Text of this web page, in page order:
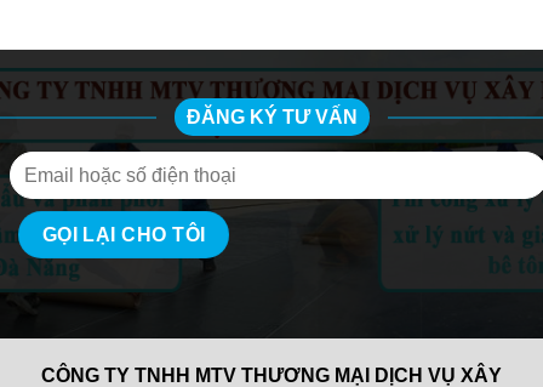
ĐĂNG KÝ TƯ VẤN
CÔNG TY TNHH MTV THƯƠNG MẠI DỊCH VỤ XÂY